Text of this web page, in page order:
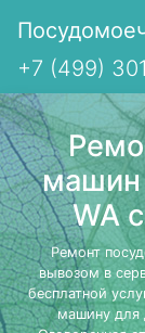
+7 (499)
машин
WA
Ремонт
вывозом в
бесплатной
машину для